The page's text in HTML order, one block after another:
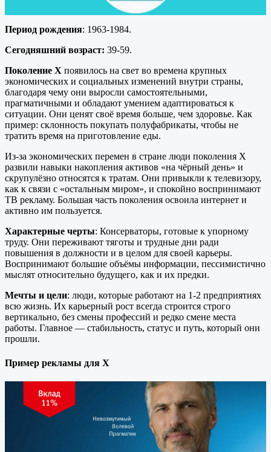
Период рождения: 1963-1984.
Сегодняшний возраст: 39-59.
Поколение X появилось на свет во времена крупных
экономических и социальных изменений внутри страны,
благодаря чему они выросли самостоятельными,
прагматичными и обладают умением адаптироваться к
ситуации. Они ценят своё время больше, чем здоровье. Как
пример: склонность покупать полуфабрикаты, чтобы не
тратить время на приготовление еды.
Из-за экономических перемен в стране люди поколения X
развили навыки накопления активов «на чёрный день» и
скрупулёзно относятся к тратам. Они привыкли к телевизору,
как к связи с «остальным миром», и спокойно воспринимают
ТВ рекламу. Большая часть поколения освоила интернет и
активно им пользуется.
Характерные черты: Консерваторы, готовые к упорному
труду. Они переживают тяготы и трудные дни ради
повышения в должности и в целом для своей карьеры.
Воспринимают большие объёмы информации, пессимистично
мыслят относительно будущего, как и их предки.
Мечты и цели: люди, которые работают на 1-2 предприятиях
всю жизнь. Их карьерный рост всегда строится строго
вертикально, без смены профессий и редко смене места
работы. Главное — стабильность, статус и путь, который они
прошли.
Пример рекламы для X